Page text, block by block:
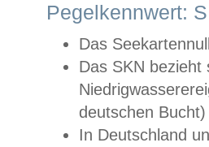
Pegelkennwert:
Das
Das SKN
deutschen
In Deutschland